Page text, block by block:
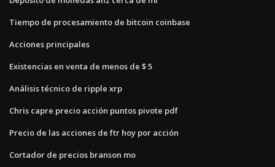
Tiempo de procesamiento de bitcoin coinbase
Acciones principales
Existencias en venta de menos de $ 5
Análisis técnico de ripple xrp
Chris capre precio acción puntos pivote pdf
Precio de las acciones de ftr hoy por acción
Cortador de precios branson mo